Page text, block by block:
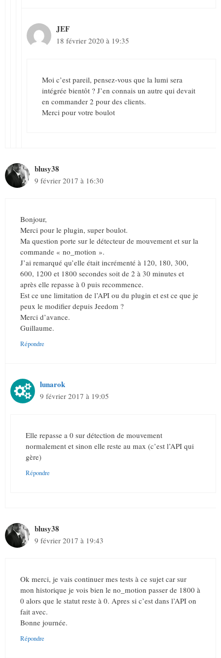
JEF
18 février 2020 à 19:35
Moi c’est pareil, pensez-vous que la lumi sera
intégrée bientôt ? J’en connais un autre qui devait
en commander 2 pour des clients.
Merci pour votre boulot
blusy38
9 février 2017 à 16:30
Bonjour,
Merci pour le plugin, super boulot.
Ma question porte sur le détecteur de mouvement et sur la
commande « no_motion ».
J’ai remarqué qu’elle était incrémenté à 120, 180, 300,
600, 1200 et 1800 secondes soit de 2 à 30 minutes et
après elle repasse à 0 puis recommence.
Est ce une limitation de l’API ou du plugin et est ce que je
peux le modifier depuis Jeedom ?
Merci d’avance.
Guillaume.
Répondre
lunarok
9 février 2017 à 19:05
Elle repasse a 0 sur détection de mouvement
normalement et sinon elle reste au max (c’est l’API qui
gère)
Répondre
blusy38
9 février 2017 à 19:43
Ok merci, je vais continuer mes tests à ce sujet car sur
mon historique je vois bien le no_motion passer de 1800 à
0 alors que le statut reste à 0. Apres si c’est dans l’API on
fait avec.
Bonne journée.
Répondre